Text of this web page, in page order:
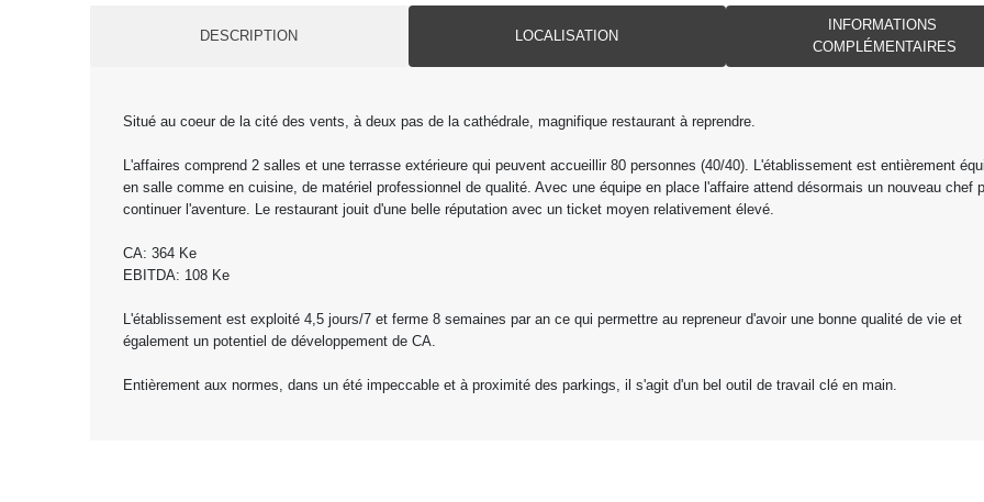
DESCRIPTION LOCALISATION
INFORMATIONS
COMPLÉMENTAIRES
Situé au coeur de la cité des vents, à deux pas de la cathédrale, magnifique restaurant à reprendre.
L'affaires comprend 2 salles et une terrasse extérieure qui peuvent accueillir 80 personnes (40/40). L'établissement est entièrement
en salle comme en cuisine, de matériel professionnel de qualité. Avec une équipe en place l'affaire attend désormais un nouveau chef
continuer l'aventure. Le restaurant jouit d'une belle réputation avec un ticket moyen relativement élevé.
CA: 364 Ke
EBITDA: 108 Ke
L'établissement est exploité 4,5 jours/7 et ferme 8 semaines par an ce qui permettre au repreneur d'avoir une bonne qualité de vie et
également un potentiel de développement de CA.
Entièrement aux normes, dans un été impeccable et à proximité des parkings, il s'agit d'un bel outil de travail clé en main.